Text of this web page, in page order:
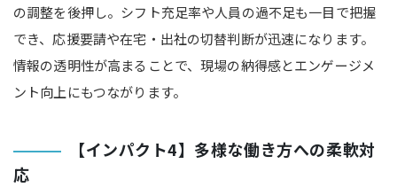
の調整を後押し。シフト充足率や人員の過不足も一目で把握
でき、応援要請や在宅・出社の切替判断が迅速になります。
情報の透明性が高まることで、現場の納得感とエンゲージメ
ント向上にもつながります。
【インパクト4】多様な働き方への柔軟対
応